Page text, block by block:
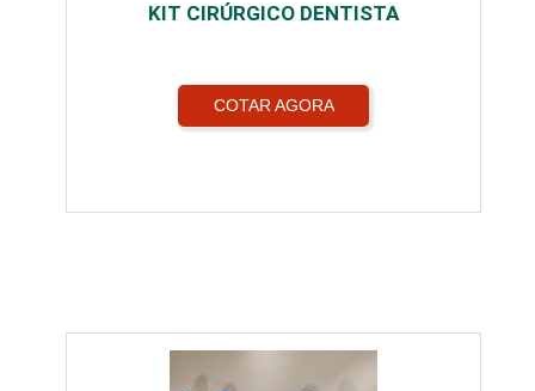
KIT CIRÚRGICO DENTISTA
COTAR AGORA